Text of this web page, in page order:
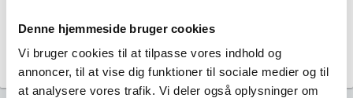
Denne hjemmeside bruger cookies
Vi bruger cookies til at tilpasse vores indhold og
annoncer, til at vise dig funktioner til sociale medier og til
at analysere vores trafik. Vi deler også oplysninger om
Uoplyst
Uoplyst